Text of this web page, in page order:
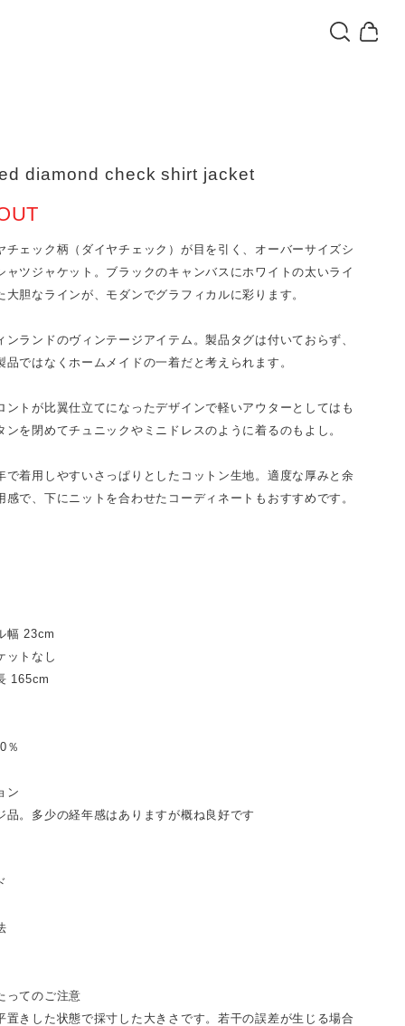
diamond check shirt jacket
チェック柄（ダイヤチェック）が目を引く、オーバーサイズシ
ャツジャケット。ブラックのキャンバスにホワイトの太いライ
大胆なラインが、モダンでグラフィカルに彩ります。
ンランドのヴィンテージアイテム。製品タグは付いておらず、
品ではなくホームメイドの一着だと考えられます。
ントが比翼仕立てになったデザインで軽いアウターとしてはも
ンを閉めてチュニックやミニドレスのように着るのもよし。
で着用しやすいさっぱりとしたコットン生地。適度な厚みと余
感で、下にニットを合わせたコーディネートもおすすめです。
幅 23cm
ットなし
165cm
％
ン
品。多少の経年感はありますが概ね良好です
ってのご注意
置きした状態で採寸した大きさです。若干の誤差が生じる場合